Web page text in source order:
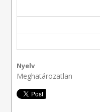
Nyelv
Meghatározatlan